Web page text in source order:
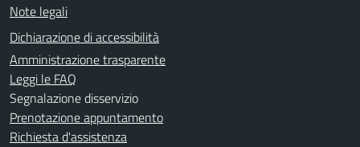
Note legali
Dichiarazione di accessibilità
Amministrazione trasparente
Leggi le FAQ
Segnalazione disservizio
Prenotazione appuntamento
Richiesta d'assistenza